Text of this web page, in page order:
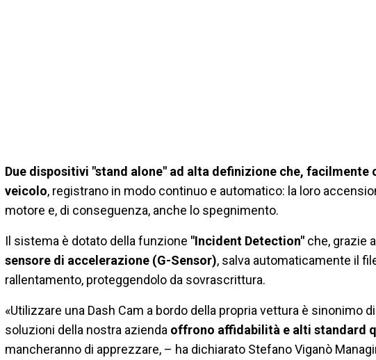
Due dispositivi "stand alone" ad alta definizione che,
veicolo, registrano in modo continuo e automatico: la loro
motore e, di conseguenza, anche lo spegnimento.
Il sistema è dotato della funzione "Incident Detection" che, grazie
sensore di accelerazione (G-Sensor), salva automaticamente il
rallentamento, proteggendolo da sovrascrittura.
«Utilizzare una Dash Cam a bordo della propria vettura è sinonimo
soluzioni della nostra azienda offrono affidabilità e alti standard
mancheranno di apprezzare, – ha dichiarato Stefano Viganò